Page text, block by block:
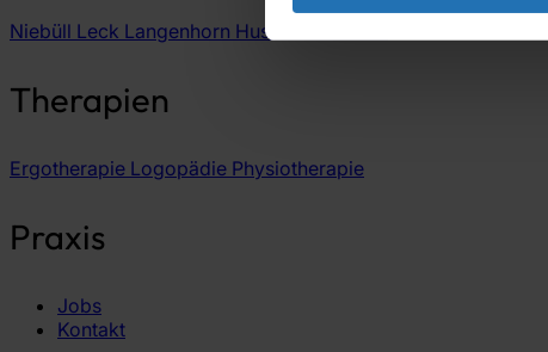
Niebüll Leck Langenhorn Husum
Therapien
Ergotherapie Logopädie Physiotherapie
Praxis
Jobs
Kontakt